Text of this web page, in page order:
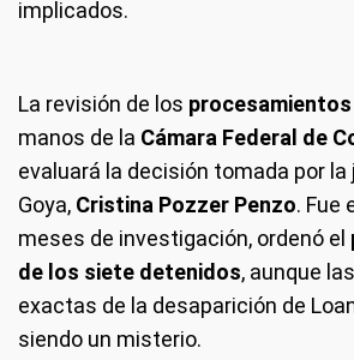
implicados.
La revisión de los procesamientos
manos de la Cámara Federal de
evaluará la decisión tomada por la
Goya, Cristina Pozzer Penzo. Fue
meses de investigación, ordenó el
de los siete detenidos, aunque
exactas de la desaparición de
siendo un misterio.